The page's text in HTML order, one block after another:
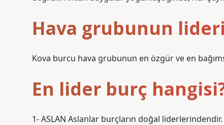
Hava grubunun
Kova burcu hava grubunun en özgür ve en
En lider burç
1- ASLAN Aslanlar burçların doğal